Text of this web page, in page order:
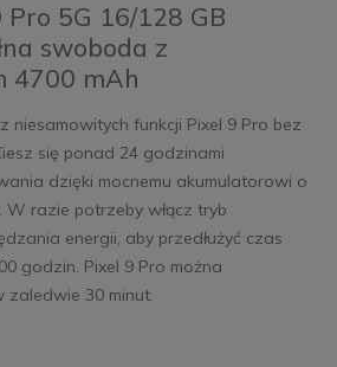
Pro 5G 16/128 GB
swoboda z
4700 mAh
niesamowitych funkcji Pixel 9 Pro bez
się ponad 24 godzinami
dzięki mocnemu akumulatorowi o
W razie potrzeby włącz tryb
energii, aby przedłużyć czas
godzin. Pixel 9 Pro można
zaledwie 30 minut.